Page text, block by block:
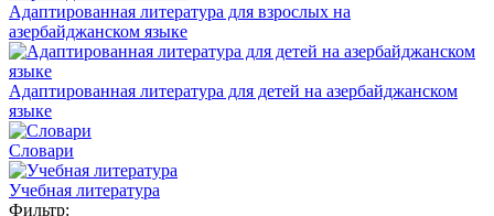
Адаптированная литература для взрослых на
азербайджанском языке
Адаптированная литература для детей на азербайджанском
языке
Словари
Учебная литература
Фильтр: